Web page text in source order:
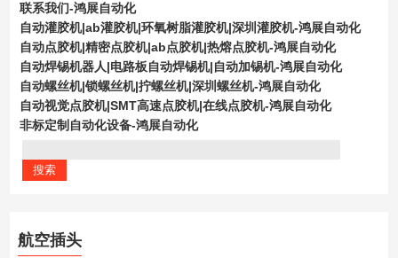
联系我们-鸿展自动化
自动灌胶机|ab灌胶机|环氧树脂灌胶机|深圳灌胶机-鸿展自动化
自动点胶机|精密点胶机|ab点胶机|热熔点胶机-鸿展自动化
自动焊锡机器人|电路板自动焊锡机|自动加锡机-鸿展自动化
自动螺丝机|锁螺丝机|拧螺丝机|深圳螺丝机-鸿展自动化
自动视觉点胶机|SMT高速点胶机|在线点胶机-鸿展自动化
非标定制自动化设备-鸿展自动化
航空插头